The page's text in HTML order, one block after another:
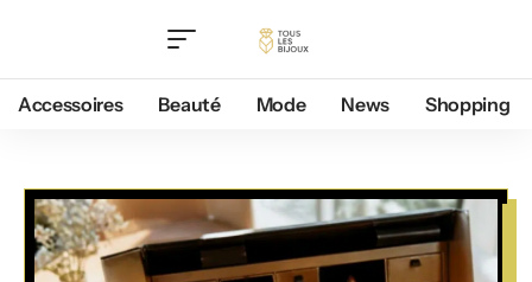
Accessoires Beauté Mode News Shopping